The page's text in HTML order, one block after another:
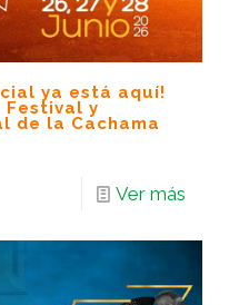
ya está aquí!
Festival y
de la Cachama
Ver más